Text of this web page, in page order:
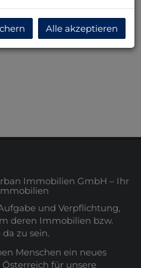
Immobilien GmbH – Ihr
und Verpflichtung,
deren Immobilien bzw.
zu sein.
Menschen ein neues
für unsere
Alle akzeptieren